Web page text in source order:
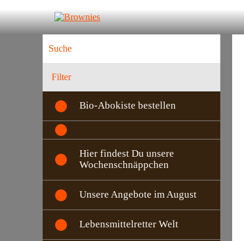
Filter
Bio-Abokiste bestellen
Hier findest Du unsere
Wochenschnäppchen
Unsere Angebote im August
Lebensmittelretter Welt